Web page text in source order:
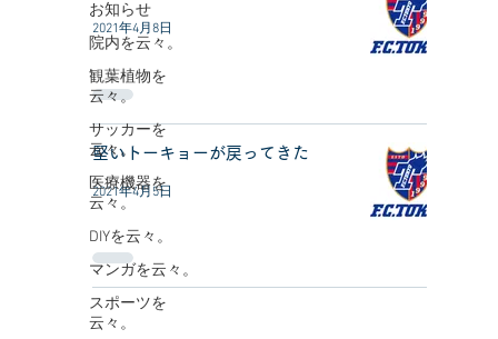
お知らせ
院内を云々。
観葉植物を
云々。
サッカーを
云々。
医療機器を
云々。
DIYを云々。
マンガを云々。
スポーツを
云々。
2021年4月8日
堅いトーキョーが戻ってきた
2021年4月5日